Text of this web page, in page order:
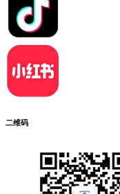
二维码